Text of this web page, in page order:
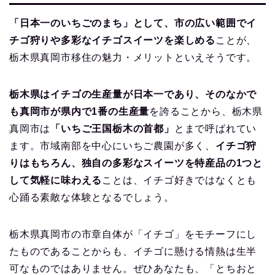
「日本一のいちごのまち」として、市の広い範囲でイ
チゴ狩りや多彩なイチゴスイーツを楽しめる ことが、
栃木県真岡市移住の魅力・メリットといえそうです。
栃木県はイチゴの生産量が日本一であり、そのなかで
も真岡市が県内で1番の生産量を誇ることから、栃木県
真岡市は
「いちご王国栃木の首都」
とまで呼ばれてい
ます。市域南部を中心にいちご農園が多く、 イチゴ狩
りはもちろん、独自の多彩なスイーツを特産品の1つと
して気軽に味わえる ことは、イチゴ好きではなくとも
心踊る素敵な体験となるでしょう。
栃木県真岡市の市章自体が「イチゴ」をモチーフにし
たものであることからも、イチゴに懸ける情熱は生半
可なものではありません。ぜひあなたも、「とちおと